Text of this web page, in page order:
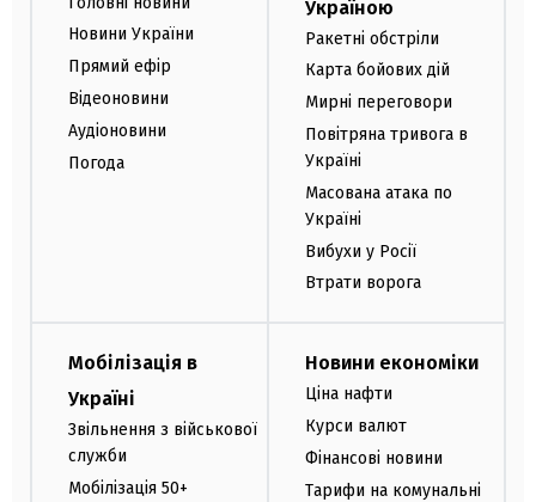
Новини України
Прямий ефір
Відеоновини
Аудіоновини
Погода
Україною
Ракетні обстріли
Карта бойових дій
Мирні переговори
Повітряна тривога в
Україні
Масована атака по
Україні
Вибухи у Росії
Втрати ворога
Мобілізація в
Україні
Звільнення з військової
служби
Мобілізація 50+
Новини економіки
Ціна нафти
Курси валют
Фінансові новини
Тарифи на комунальні